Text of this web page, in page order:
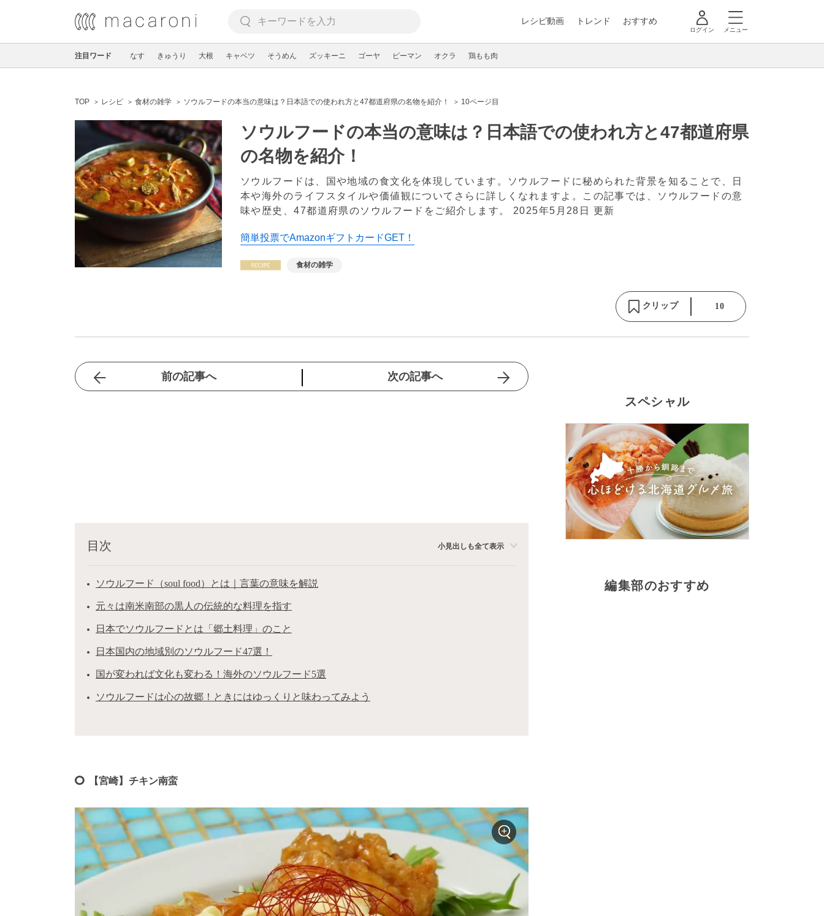
レシピ動画 トレンド おすすめ
ログイン メニュー
注目ワード なす きゅうり 大根 キャベツ そうめん ズッキーニ ゴーヤ ピーマン オクラ 鶏もも肉
TOP レシピ 食材の雑学 ソウルフードの本当の意味は？日本語での使われ方と47都道府県の名物を紹介！ 10ページ目
ソウルフードの本当の意味は？日本語での使われ方と47都道府県
の名物を紹介！
ソウルフードは、国や地域の食文化を体現しています。ソウルフードに秘められた背景を知ることで、日
本や海外のライフスタイルや価値観についてさらに詳しくなれますよ。この記事では、ソウルフードの意
味や歴史、47都道府県のソウルフードをご紹介します。 2025年5月28日 更新
簡単投票でAmazonギフトカードGET！
食材の雑学
クリップ 10
前の記事へ 次の記事へ
目次 小見出しも全て表示
ソウルフード（soul food）とは｜言葉の意味を解説
元々は南米南部の黒人の伝統的な料理を指す
日本でソウルフードとは「郷土料理」のこと
日本国内の地域別のソウルフード47選！
国が変われば文化も変わる！海外のソウルフード5選
ソウルフードは心の故郷！ときにはゆっくりと味わってみよう
【宮崎】チキン南蛮
スペシャル
編集部のおすすめ